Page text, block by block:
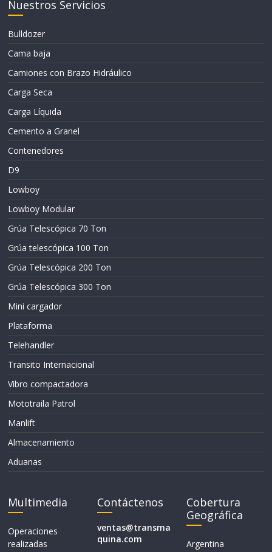
Nuestros Servicios
Bulldozer
Cama baja
Camiones con Brazo Hidráulico
Carga Seca
Carga Líquida
Cemento a Granel
Contenedores
D9
Lowboy
Lowboy Modular
Grúa Telescópica 70 Ton
Grúa telescópica 100 Ton
Grúa Telescópica 200 Ton
Grúa Telescópica 300 Ton
Mini cargador
Plataforma
Telehandler
Transito Internacional
Vibro compactadora
Mototraila Patrol
Manlift
Almacenamiento
Aduanas
Multimedia
Operaciones
realizadas
Contáctenos
ventas@transma
quina.com
Cobertura
Geográfica
Argentina